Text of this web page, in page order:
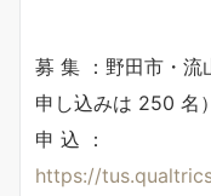
募 集 ：野田市・
申し込みは 250 名）
申 込 ：
https://